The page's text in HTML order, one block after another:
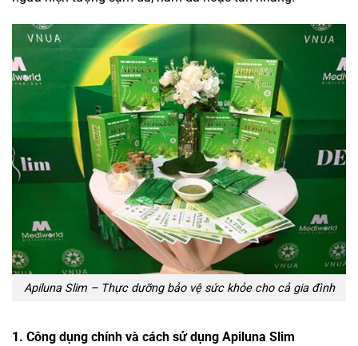
Apiluna Slim – Thực dưỡng bảo vệ sức khỏe cho cả gia đình
1. Công dụng chính và cách sử dụng Apiluna Slim